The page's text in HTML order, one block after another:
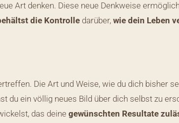
Art denken. Diese neue Denkweise
die Kontrolle darüber,wie dein Leben
Die Art und Weise, wie du dich bisher
du ein völlig neues Bild über dich selbst zu
das deinegewünschten Resultate